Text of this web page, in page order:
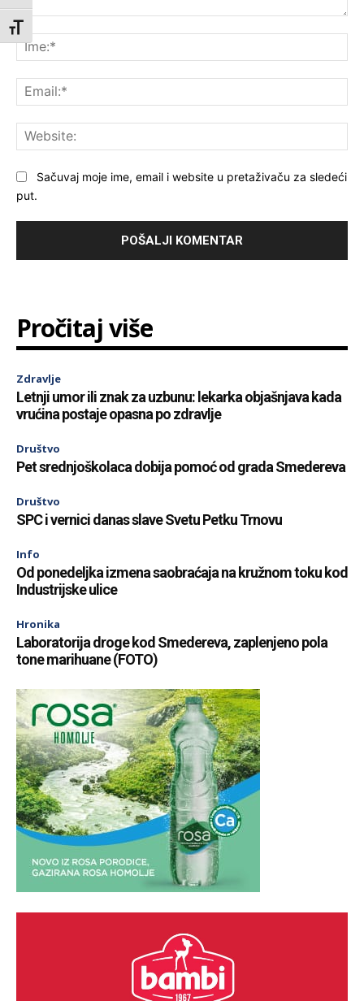
Toggle Font size
Komentar:
Sačuvaj moje ime, email i website u pretaživaču za sledeći
put.
Pročitaj više
Zdravlje
Letnji umor ili znak za uzbunu: lekarka objašnjava kada
vrućina postaje opasna po zdravlje
Društvo
Pet srednjoškolaca dobija pomoć od grada Smedereva
Društvo
SPC i vernici danas slave Svetu Petku Trnovu
Info
Od ponedeljka izmena saobraćaja na kružnom toku kod
Industrijske ulice
Hronika
Laboratorija droge kod Smedereva, zaplenjeno pola
tone marihuane (FOTO)